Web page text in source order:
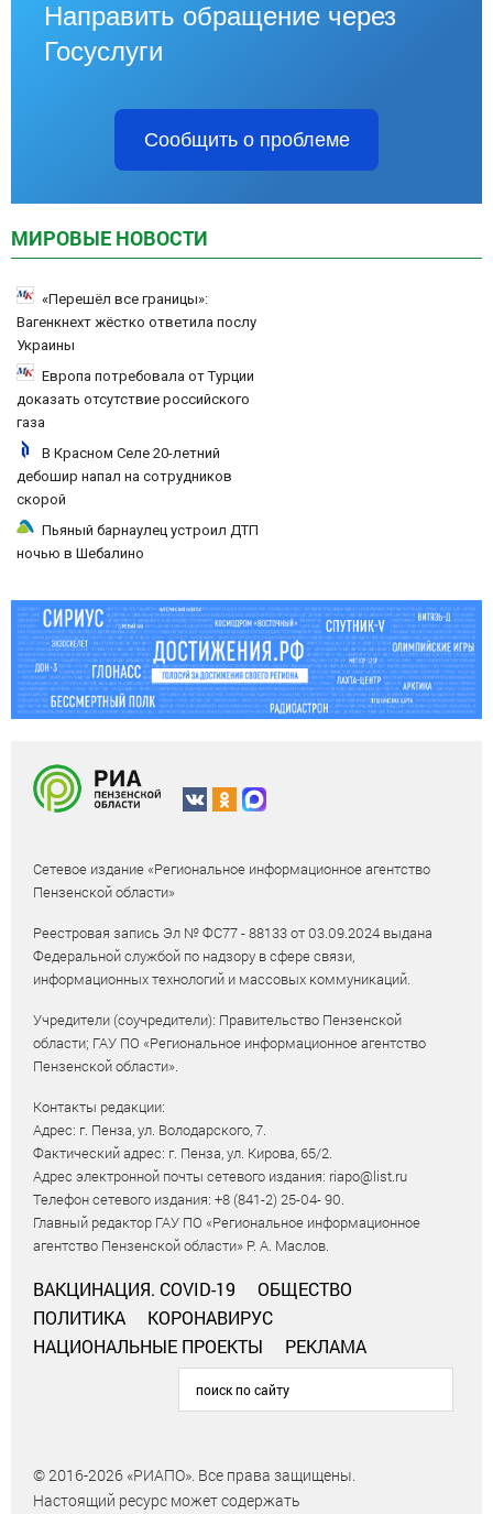
Направить обращение через
Госуслуги
Сообщить о проблеме
МИРОВЫЕ НОВОСТИ
«Перешёл все границы»:
Вагенкнехт жёстко ответила послу
Украины
Европа потребовала от Турции
доказать отсутствие российского
газа
В Красном Селе 20-летний
дебошир напал на сотрудников
скорой
Пьяный барнаулец устроил ДТП
ночью в Шебалино
Сетевое издание «Региональное информационное агентство
Пензенской области»
Реестровая запись Эл № ФС77 - 88133 от 03.09.2024 выдана
Федеральной службой по надзору в сфере связи,
информационных технологий и массовых коммуникаций.
Учредители (соучредители): Правительство Пензенской
области; ГАУ ПО «Региональное информационное агентство
Пензенской области».
Контакты редакции:
Адрес: г. Пенза, ул. Володарского, 7.
Фактический адрес: г. Пенза, ул. Кирова, 65/2.
Адрес электронной почты сетевого издания: riapo@list.ru
Телефон сетевого издания: +8 (841-2) 25-04- 90.
Главный редактор ГАУ ПО «Региональное информационное
агентство Пензенской области» Р. А. Маслов.
ВАКЦИНАЦИЯ. COVID-19
ОБЩЕСТВО
ПОЛИТИКА
КОРОНАВИРУС
НАЦИОНАЛЬНЫЕ ПРОЕКТЫ
РЕКЛАМА
© 2016-2026 «РИАПО». Все права защищены.
Настоящий ресурс может содержать